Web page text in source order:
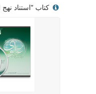
کتاب "استناد نهج